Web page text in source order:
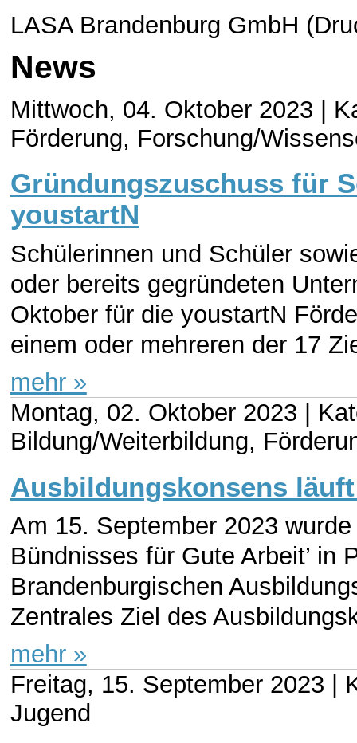
LASA Brandenburg GmbH
News
Mittwoch, 04. Oktober 2023 |
Förderung, Forschung/
Gründungszuschuss für
youstartN
Schülerinnen und Schüler
oder bereits gegründeten
Oktober für die youstartN
einem oder mehreren der 17
mehr »
Montag, 02. Oktober 2023 |
Bildung/Weiterbildung,
Ausbildungskonsens
Am 15. September 2023
Bündnisses für Gute Arbeit’ in
Brandenburgischen
Zentrales Ziel des
mehr »
Freitag, 15. September 2023 |
Jugend